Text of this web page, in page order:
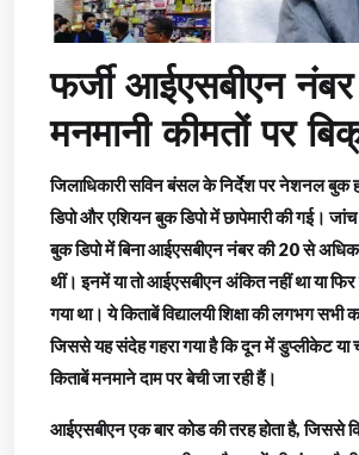
फर्जी आईएसबीएन
मनमानी कीमतों पर
जिलाधिकारी सविन बंसल के निर्देश पर नेशनल बुक
डिपो और एशियन बुक डिपो में छापेमारी की गई। जांच
बुक डिपो में बिना आईएसबीएन नंबर की 20 से अधिक
थीं। इनमें या तो आईएसबीएन अंकित नहीं था या
गया था। ये किताबें विद्यालयी शिक्षा की लगभग
जिससे यह संदेह गहरा गया है कि दून में डुप्लीकेट या
किताबें मनमाने दाम पर बेची जा रही हैं।
आईएसबीएन एक बार कोड की तरह होता है, जिससे